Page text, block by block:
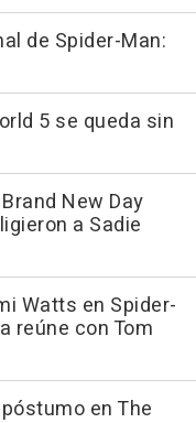
de Spider-Man:
5 se queda sin
New Day
a Sadie
Watts en Spider-
reúne con Tom
en The